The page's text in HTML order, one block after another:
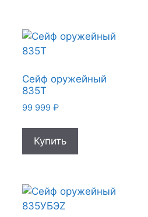
Сейф оружейный
835Т
99 999 ₽
Купить